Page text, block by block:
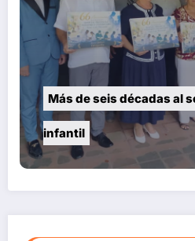
Más de seis décadas al
infantil